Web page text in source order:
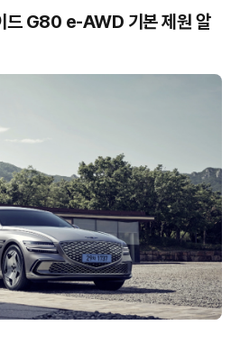
드 G80 e-AWD 기본 제원 알